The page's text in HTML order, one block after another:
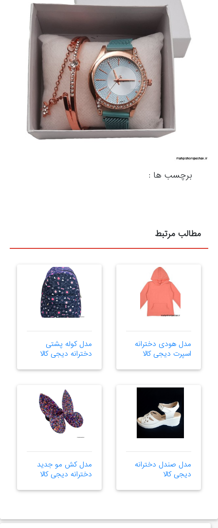
برچسب ها :
مطالب مرتبط
مدل هودی دخترانه
اسپرت دیجی کالا
مدل کوله پشتی
دخترانه دیجی کالا
مدل صندل دخترانه
دیجی کالا
مدل کش مو جدید
دخترانه دیجی کالا